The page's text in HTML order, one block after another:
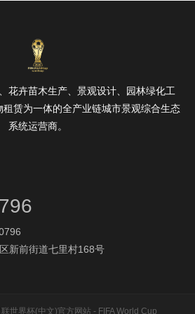
花卉苗木生产、景观设计、园林绿化工
赁为一体的全产业链城市景观综合生态
系统运营商。
新前街道七里村168号
世界杯(中文)官方网站 - FIFA World Cup